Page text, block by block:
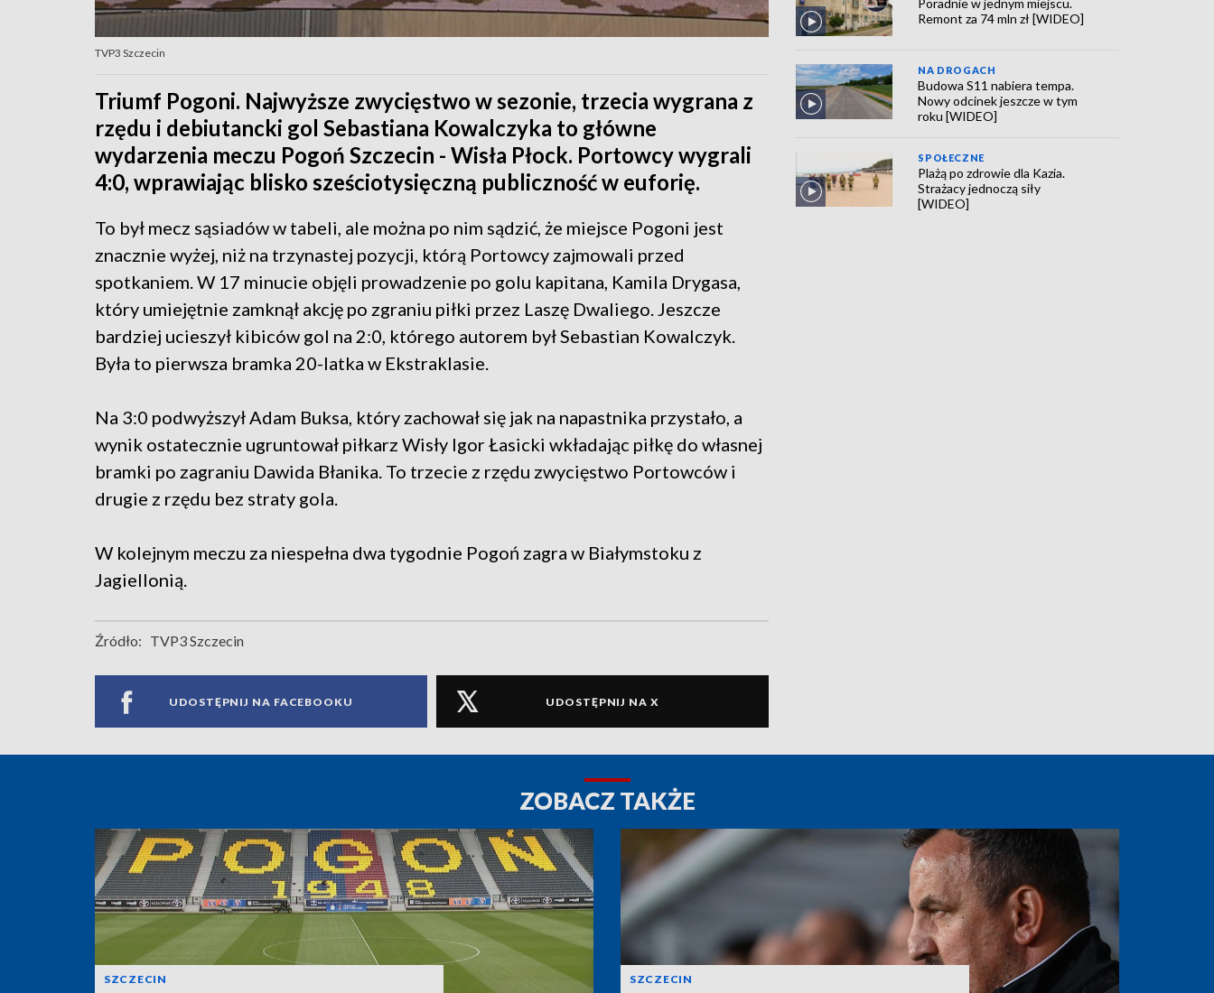
TVP3 Szczecin
Triumf Pogoni. Najwyższe zwycięstwo w sezonie, trzecia wygrana z
rzędu i debiutancki gol Sebastiana Kowalczyka to główne
wydarzenia meczu Pogoń Szczecin - Wisła Płock. Portowcy wygrali
4:0, wprawiając blisko sześciotysięczną publiczność w euforię.
To był mecz sąsiadów w tabeli, ale można po nim sądzić, że miejsce Pogoni jest
znacznie wyżej, niż na trzynastej pozycji, którą Portowcy zajmowali przed
spotkaniem. W 17 minucie objęli prowadzenie po golu kapitana, Kamila Drygasa,
który umiejętnie zamknął akcję po zgraniu piłki przez Laszę Dwaliego. Jeszcze
bardziej ucieszył kibiców gol na 2:0, którego autorem był Sebastian Kowalczyk.
Była to pierwsza bramka 20-latka w Ekstraklasie.
Na 3:0 podwyższył Adam Buksa, który zachował się jak na napastnika przystało, a
wynik ostatecznie ugruntował piłkarz Wisły Igor Łasicki wkładając piłkę do własnej
bramki po zagraniu Dawida Błanika. To trzecie z rzędu zwycięstwo Portowców i
drugie z rzędu bez straty gola.
W kolejnym meczu za niespełna dwa tygodnie Pogoń zagra w Białymstoku z
Jagiellonią.
Źródło: TVP3 Szczecin
UDOSTĘPNIJ NA FACEBOOKU UDOSTĘPNIJ NA X
Remont za 74 mln zł [WIDEO]
NA DROGACH
Budowa S11 nabiera tempa.
Nowy odcinek jeszcze w tym
roku [WIDEO]
SPOŁECZNE
Plażą po zdrowie dla Kazia.
Strażacy jednoczą siły
[WIDEO]
ZOBACZ TAKŻE
SZCZECIN SZCZECIN